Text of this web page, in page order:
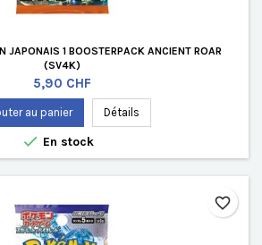
JAPONAIS 1 BOOSTERPACK ANCIENT ROAR
(SV4K)
Prix
5,90 CHF
au panier Détails
 En stock
favorite_border